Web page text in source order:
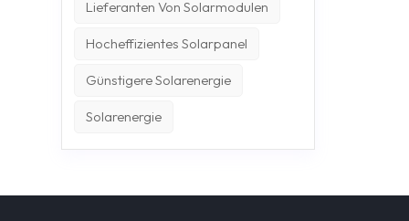
Ein
Lieferanten Von Solarmodulen
Hocheffizientes Solarpanel
Günstigere Solarenergie
Solarenergie